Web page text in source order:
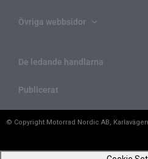
Övriga webbsidor
De ledande handlarna
Publicerat
© Copyright Motorrad Nordic AB,